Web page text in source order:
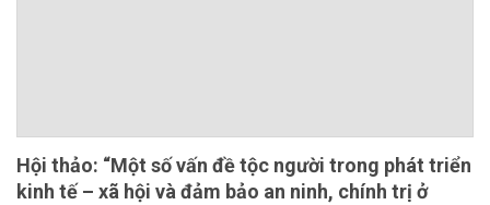
Hội thảo: “Một số vấn đề tộc người trong phát triển
kinh tế – xã hội và đảm bảo an ninh, chính trị ở